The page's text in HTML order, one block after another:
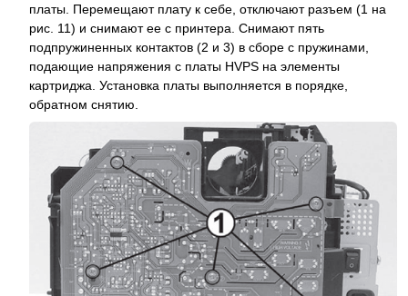
платы. Перемещают плату к себе, отключают разъем (1 на
рис. 11) и снимают ее с принтера. Снимают пять
подпружиненных контактов (2 и 3) в сборе с пружинами,
подающие напряжения с платы HVPS на элементы
картриджа. Установка платы выполняется в порядке,
обратном снятию.